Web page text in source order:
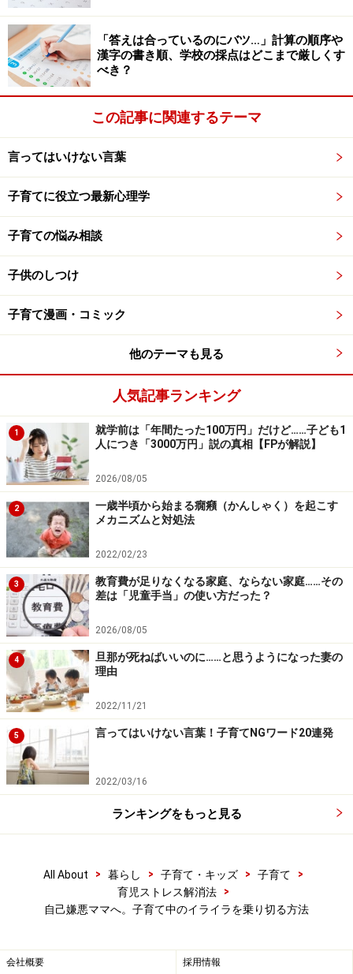
「答えは合っているのにバツ…」計算の順序や
漢字の書き順、学校の採点はどこまで厳しくす
べき？
この記事に関連するテーマ
言ってはいけない言葉
子育てに役立つ最新心理学
子育ての悩み相談
子供のしつけ
子育て漫画・コミック
他のテーマも見る
人気記事ランキング
1
就学前は「年間たった100万円」だけど……子ども1
人につき「3000万円」説の真相【FPが解説】
2026/08/05
2
一歳半頃から始まる癇癪（かんしゃく）を起こす
メカニズムと対処法
2022/02/23
3
教育費が足りなくなる家庭、ならない家庭……その
差は「児童手当」の使い方だった？
2026/08/05
4
旦那が死ねばいいのに……と思うようになった妻の
理由
2022/11/21
5 言ってはいけない言葉！子育てNGワード20連発
2022/03/16
ランキングをもっと見る
All About > 暮らし > 子育て・キッズ > 子育て
>
育児ストレス解消法
>
自己嫌悪ママへ。子育て中のイライラを乗り切る方法
会社概要 採用情報